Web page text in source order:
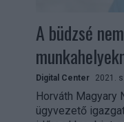
A büdzsé
Digital Center 2021.
Horváth Magyary
ügyvezető